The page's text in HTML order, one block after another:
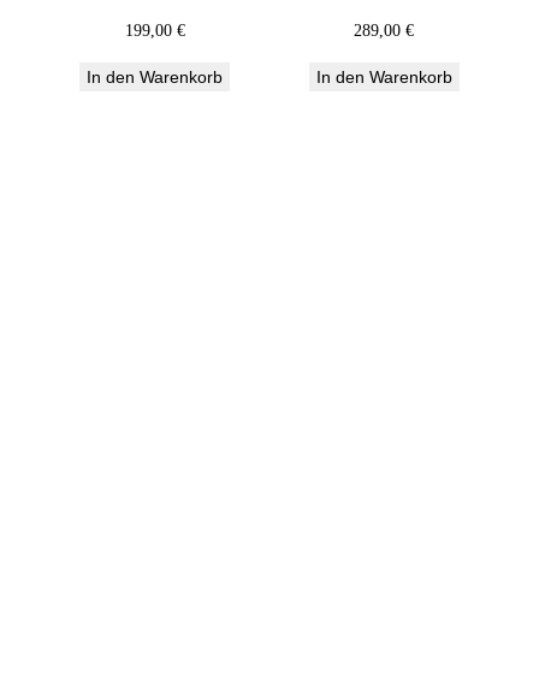
199,00 €
In den Warenkorb
289,00€
In den Warenkorb